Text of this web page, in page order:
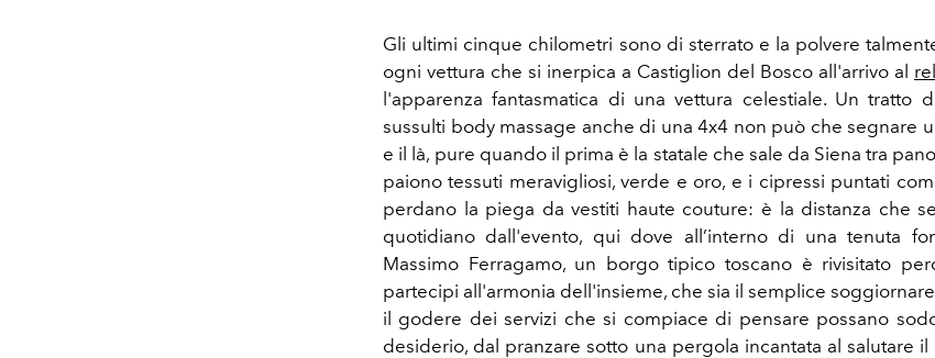
Gli ultimi cinque chilometri sono di sterrato e la polvere
ogni vettura che si inerpica a Castiglion del Bosco all'arrivo al
l'apparenza fantasmatica di una vettura celestiale. Un tratto
sussulti body massage anche di una 4x4 non può che segnare
e il là, pure quando il prima è la statale che sale da Siena tra
paiono tessuti meravigliosi, verde e oro, e i cipressi puntati
perdano la piega da vestiti haute couture: è la distanza che
quotidiano dall'evento, qui dove all’interno di una tenuta
Massimo Ferragamo, un borgo tipico toscano è rivisitato
partecipi all'armonia dell'insieme, che sia il semplice
il godere dei servizi che si compiace di pensare possano
desiderio, dal pranzare sotto una pergola incantata al salutare